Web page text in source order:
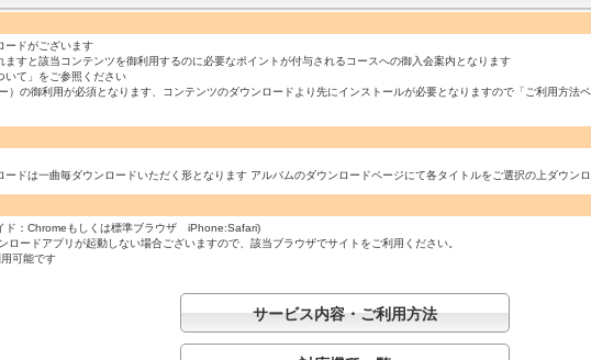
ードがございます
すと該当コンテンツを御利用するのに必要なポイントが付与されるコースへの御入会案内となります
いて」をご参照ください
の御利用が必須となります、コンテンツのダウンロードより先にインストールが必要となりますので「ご利用方法
ドは一曲毎ダウンロードいただく形となります アルバムのダウンロードページにて各タイトルをご選択の上ダウン
ド：Chromeもしくは標準ブラウザ iPhone:Safari)
ードアプリが起動しない場合ございますので、該当ブラウザでサイトをご利用ください。
可能です
サービス内容・ご利用方法